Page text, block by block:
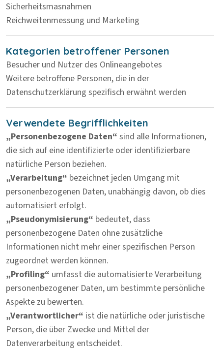
Sicherheitsmasnahmen
Reichweitenmessung und Marketing
Kategorien betroffener Personen
Besucher und Nutzer des Onlineangebotes
Weitere betroffene Personen, die in der
Datenschutzerklärung spezifisch erwähnt werden
Verwendete Begrifflichkeiten
„Personenbezogene Daten“ sind alle Informationen,
die sich auf eine identifizierte oder identifizierbare
natürliche Person beziehen.
„Verarbeitung“ bezeichnet jeden Umgang mit
personenbezogenen Daten, unabhängig davon, ob dies
automatisiert erfolgt.
„Pseudonymisierung“ bedeutet, dass
personenbezogene Daten ohne zusätzliche
Informationen nicht mehr einer spezifischen Person
zugeordnet werden können.
„Profiling“ umfasst die automatisierte Verarbeitung
personenbezogener Daten, um bestimmte persönliche
Aspekte zu bewerten.
„Verantwortlicher“ ist die natürliche oder juristische
Person, die über Zwecke und Mittel der
Datenverarbeitung entscheidet.